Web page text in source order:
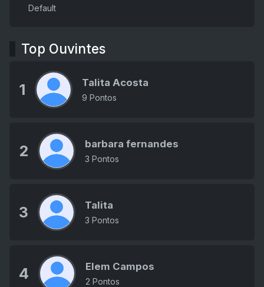
Default
Top Ouvintes
1 Talita Acosta
9 Pontos
2 barbara fernandes
3 Pontos
3 Talita
3 Pontos
4 Elem Campos
2 Pontos